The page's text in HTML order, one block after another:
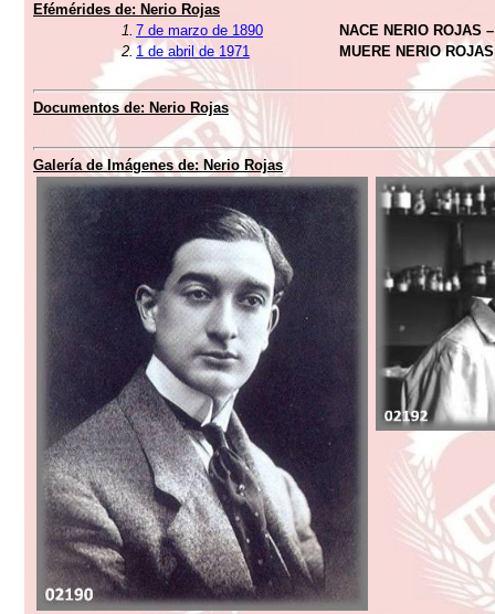
Efémérides de: Nerio Rojas
1. 7 de marzo de 1890
NACE NERIO ROJAS
2. 1 de abril de 1971 MUERE NERIO ROJAS
Documentos de: Nerio Rojas
Galería de Imágenes de: Nerio Rojas